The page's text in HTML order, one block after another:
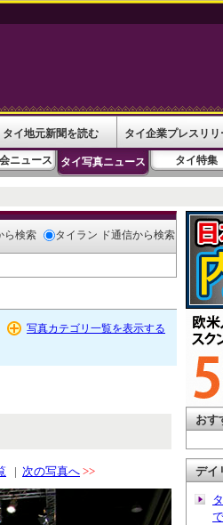
タイ地元新聞を読む タイ企業プレスリリ
ニュース タイ写真ニュース タイ特集
ら検索 タイラン ド通信から検索
写真カテゴリ一覧を表示する
| 次の写真へ >>
おす
デイ